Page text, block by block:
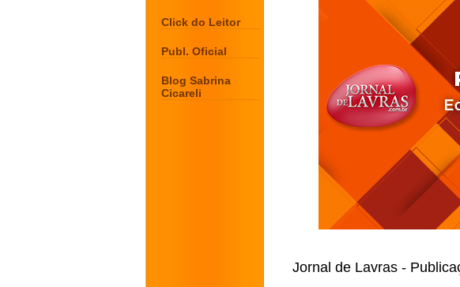
Click do Leitor
Publ. Oficial
Blog Sabrina
Cicareli
Jornal de Lavras -